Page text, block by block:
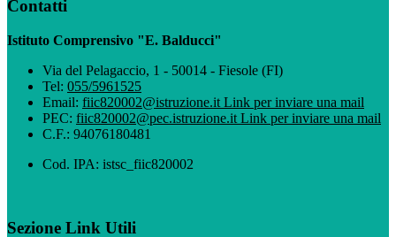
Contatti
Istituto Comprensivo "E. Balducci"
Via del Pelagaccio, 1 - 50014 - Fiesole (FI)
Tel: 055/5961525
Email: fiic820002@istruzione.it Link per inviare una mail
PEC: fiic820002@pec.istruzione.it Link per inviare una mail
C.F.: 94076180481
Cod. IPA: istsc_fiic820002
Sezione Link Utili